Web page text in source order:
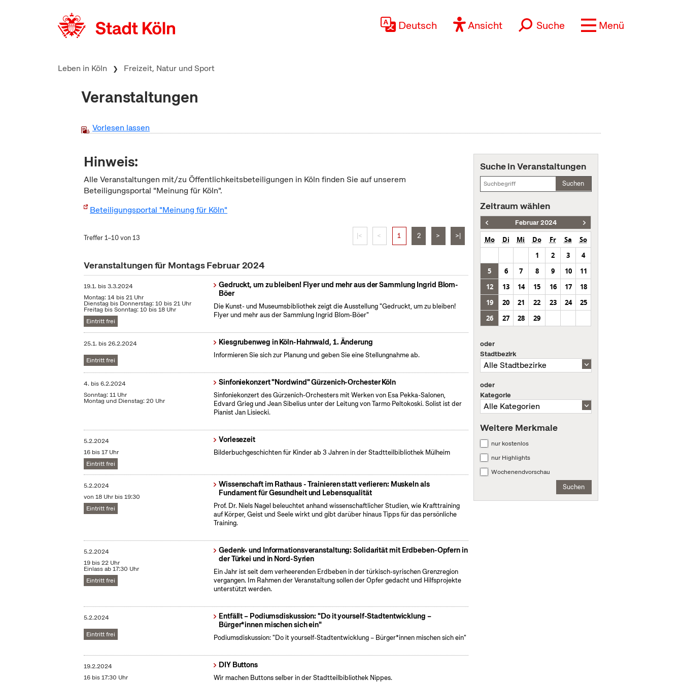
Deutsch Ansicht Suche Menü
Leben in Köln Freizeit, Natur und Sport
Veranstaltungen
Vorlesen lassen
Hinweis:
Alle Veranstaltungen mit/zu Öffentlichkeitsbeteiligungen in Köln finden Sie auf unserem
Beteiligungsportal "Meinung für Köln".
Beteiligungsportal "Meinung für Köln"
Treffer 1–10 von 13 |< < 1 2 > >|
Veranstaltungen für Montags Februar 2024
19.1. bis3.3.2024
Montag: 14 bis 21 Uhr
Dienstag bis Donnerstag: 10 bis 21 Uhr
Freitag bis Sonntag: 10 bis 18 Uhr
Eintritt frei
Gedruckt, um zu bleiben! Flyer und mehr aus der Sammlung Ingrid Blom-
Böer
Die Kunst- und Museumsbibliothek zeigt die Ausstellung "Gedruckt, um zu bleiben!
Flyer und mehr aus der Sammlung Ingrid Blom-Böer"
25.1. bis26.2.2024
Eintritt frei
Kiesgrubenweg in Köln-Hahnwald, 1. Änderung
Informieren Sie sich zur Planung und geben Sie eine Stellungnahme ab.
4. bis6.2.2024
Sonntag: 11 Uhr
Montag und Dienstag: 20 Uhr
Sinfoniekonzert "Nordwind" Gürzenich-Orchester Köln
Sinfoniekonzert des Gürzenich-Orchesters mit Werken von Esa Pekka-Salonen,
Edvard Grieg und Jean Sibelius unter der Leitung von Tarmo Peltokoski. Solist ist der
Pianist Jan Lisiecki.
5.2.2024
16 bis 17 Uhr
Eintritt frei
Vorlesezeit
Bilderbuchgeschichten für Kinder ab 3 Jahren in der Stadtteilbibliothek Mülheim
5.2.2024
von 18 Uhr bis 19:30
Eintritt frei
Wissenschaft im Rathaus - Trainieren statt verlieren: Muskeln als
Fundament für Gesundheit und Lebensqualität
Prof. Dr. Niels Nagel beleuchtet anhand wissenschaftlicher Studien, wie Krafttraining
auf Körper, Geist und Seele wirkt und gibt darüber hinaus Tipps für das persönliche
Training.
5.2.2024
19 bis 22 Uhr
Einlass ab 17:30 Uhr
Eintritt frei
Gedenk- und Informationsveranstaltung: Solidarität mit Erdbeben-Opfern in
der Türkei und in Nord-Syrien
Ein Jahr ist seit dem verheerenden Erdbeben in der türkisch-syrischen Grenzregion
vergangen. Im Rahmen der Veranstaltung sollen der Opfer gedacht und Hilfsprojekte
unterstützt werden.
5.2.2024
Eintritt frei
Entfällt – Podiumsdiskussion: "Do it yourself-Stadtentwicklung –
Bürger*innen mischen sich ein"
Podiumsdiskussion: "Do it yourself-Stadtentwicklung – Bürger*innen mischen sich ein"
19.2.2024
16 bis 17:30 Uhr
DIY Buttons
Wir machen Buttons selber in der Stadtteilbibliothek Nippes.
Suche in Veranstaltungen
Suchen
Zeitraum wählen
Februar 2024
Mo Di Mi Do Fr Sa
So
1
2 3
4
5
6 7 8 9 10
11
12
13 14 15 16 17
18
19
20 21 22 23 24
25
26
27 28 29
oder
Stadtbezirk
oder
Kategorie
Weitere Merkmale
nur kostenlos
nur Highlights
Wochenendvorschau
Suchen